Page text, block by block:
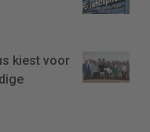
kiest voor